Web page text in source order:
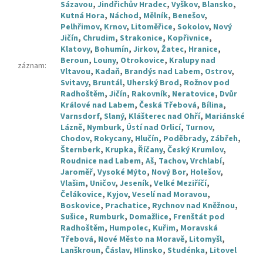
záznam:
Sázavou, Jindřichův Hradec, Vyškov, Blansko,
Kutná Hora, Náchod, Mělník, Benešov,
Pelhřimov, Krnov, Litoměřice, Sokolov, Nový
Jičín, Chrudim, Strakonice, Kopřivnice,
Klatovy, Bohumín, Jirkov, Žatec, Hranice,
Beroun, Louny, Otrokovice, Kralupy nad
Vltavou, Kadaň, Brandýs nad Labem, Ostrov,
Svitavy, Bruntál, Uherský Brod, Rožnov pod
Radhoštěm, Jičín, Rakovník, Neratovice, Dvůr
Králové nad Labem, Česká Třebová, Bílina,
Varnsdorf, Slaný, Klášterec nad Ohří, Mariánské
Lázně, Nymburk, Ústí nad Orlicí, Turnov,
Chodov, Rokycany, Hlučín, Poděbrady, Zábřeh,
Šternberk, Krupka, Říčany, Český Krumlov,
Roudnice nad Labem, Aš, Tachov, Vrchlabí,
Jaroměř, Vysoké Mýto, Nový Bor, Holešov,
Vlašim, Uničov, Jeseník, Velké Meziříčí,
Čelákovice, Kyjov, Veselí nad Moravou,
Boskovice, Prachatice, Rychnov nad Kněžnou,
Sušice, Rumburk, Domažlice, Frenštát pod
Radhoštěm, Humpolec, Kuřim, Moravská
Třebová, Nové Město na Moravě, Litomyšl,
Lanškroun, Čáslav, Hlinsko, Studénka, Litovel